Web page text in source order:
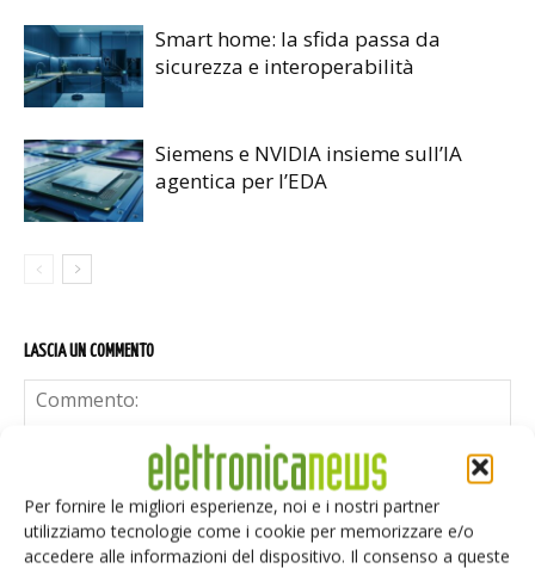
Per fornire le migliori esperienze, noi e i nostri partner
utilizziamo tecnologie come i cookie per memorizzare e/o
accedere alle informazioni del dispositivo. Il consenso a queste
Smart home: la sfida passa da
sicurezza e interoperabilità
Siemens e NVIDIA insieme sull’IA
agentica per l’EDA
LASCIA UN COMMENTO